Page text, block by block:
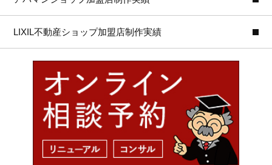
LIXIL不動産ショップ加盟店制作実績